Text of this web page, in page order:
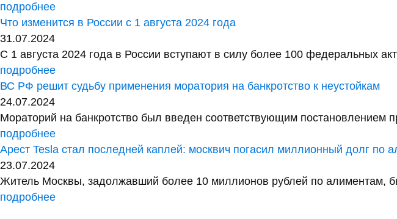
подробнее
Что изменится в России с 1 августа 2024 года
31.07.2024
С 1 августа 2024 года в России вступают в силу более 100 федеральных
подробнее
ВС РФ решит судьбу применения моратория на банкротство к неустойкам
24.07.2024
Мораторий на банкротство был введен соответствующим постановлением
подробнее
Арест Tesla стал последней каплей: москвич погасил миллионный долг по
23.07.2024
Житель Москвы, задолжавший более 10 миллионов рублей по алиментам,
подробнее